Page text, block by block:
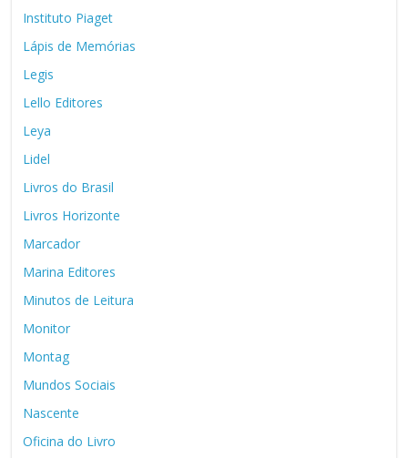
Instituto Piaget
Lápis de Memórias
Legis
Lello Editores
Leya
Lidel
Livros do Brasil
Livros Horizonte
Marcador
Marina Editores
Minutos de Leitura
Monitor
Montag
Mundos Sociais
Nascente
Oficina do Livro